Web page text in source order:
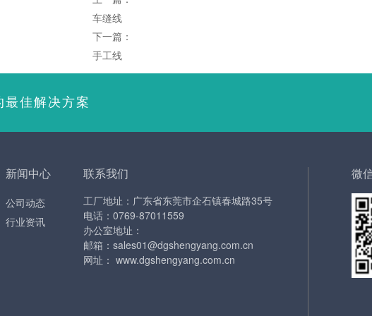
车缝线
下一篇：
手工线
佳解决方案
新闻中心
公司动态
行业资讯
联系我们
工厂地址：广东省东莞市企石镇春城路35号
电话：0769-87011559
办公室地址：
邮箱：sales01@dgshengyang.com.cn
网址： www.dgshengyang.com.cn
微